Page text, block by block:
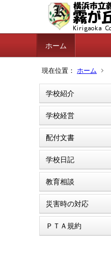
ホーム
現在位置： ホーム
学校紹介
学校経営
配付文書
学校日記
教育相談
災害時の対応
ＰＴＡ規約